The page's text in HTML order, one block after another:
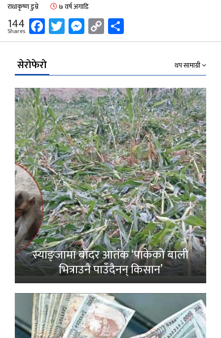
राधाकृष्ण डुम्रे ७ वर्ष अगाडि
144
Shares Facebook
Twitter
Messenger
Copy
Link
सेरोफेरो थप सामाग्री
स्याङ्जामा बाँदर आतंक ‘पाकेको बाली
भित्राउनै पाउँदैनन् किसान’